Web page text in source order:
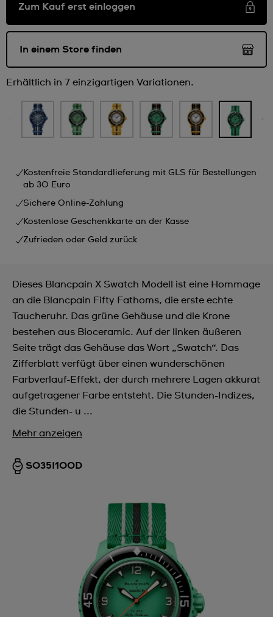
Zum Kauf erst einloggen
In einem Store finden
Erhältlich in 7 einzigartigen Variationen.
Kostenfreie Standardlieferung mit GLS für Bestellungen
ab 30 Euro
Sichere Online-Zahlung
Kostenlose Geschenkkarte an der Kasse
Zufrieden oder Geld zurück
Dieses Blancpain X Swatch Modell ist eine Hommage
an die Blancpain Fifty Fathoms, die erste echte
Taucheruhr. Das grüne Gehäuse und die Krone
bestehen aus Bioceramic. Auf der linken äußeren
Seite trägt das Gehäuse das Wort „Swatch“. Das
Zifferblatt verfügt über einen wunderschönen
Farbverlauf-Effekt, der durch mehrere Lagen akkurat
aufgetragener Farbe entsteht. Die Stunden-Indizes,
die Stunden- u ...
Mehr anzeigen
SO35I100D